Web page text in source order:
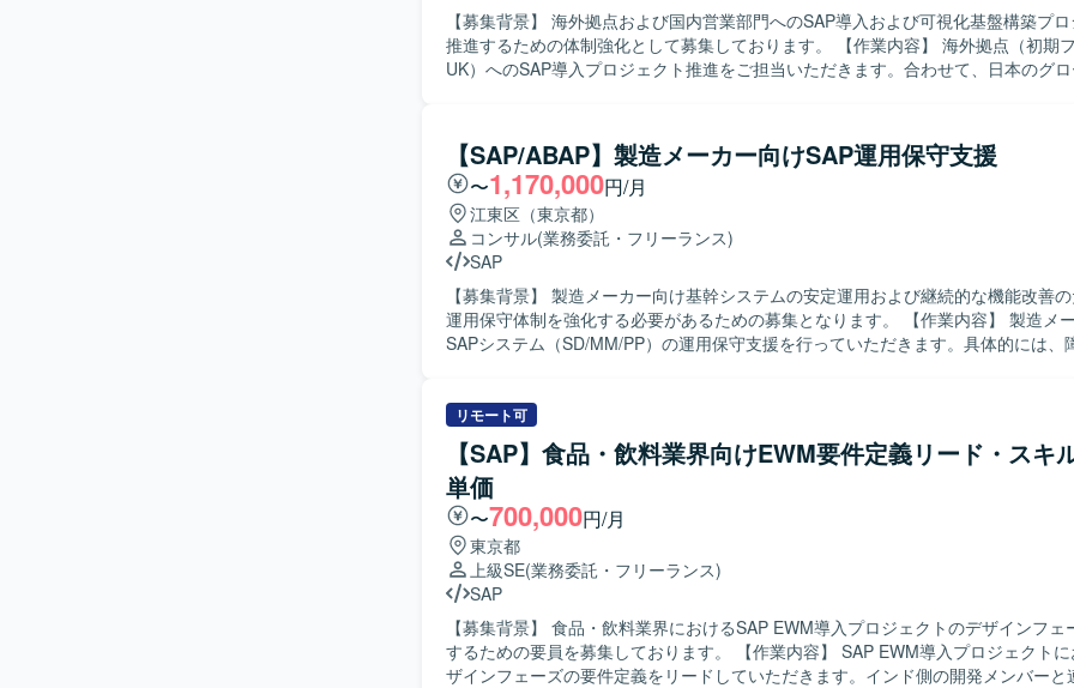
【募集背景】 海外拠点および国内営業部門へのSAP導入および可視化基盤構築プ
推進するための体制強化として募集しております。 【作業内容】 海外拠点（初期フェーズは
UK）へのSAP導入プロジェクト推進をご担当いただきます。合わせて、日本のグ
理、ステークホルダー調整を担い、コンサルタントは各モジュールの要件定義、
レビュー、受入支援などをリードしていただきます。 【求める人物像】 グローバルプロジェク
ト環境において主体的にコミュニケーションを図り、関係者と協調しながら物事を
れる方を求めております。お客様の業務を理解したうえで、論理的に説明しつつ合
ードできる方、変化のある状況でも柔軟に対応いただける方が望ましいです。 【ポジションの
魅力】 海外拠点と日本のグローバル営業部門をまたぐ大規模なSAP導入プロジェ
ただけます。複数モジュールにまたがる業務・システム領域を経験できるとともに
盤の構築にも関わることで、上流工程から基盤構想まで幅広い経験を積むことがで
ローバル環境でのプロジェクト推進を通じて、英語力やマルチカルチャーコミュニ
のスキル向上も期待できます。 【開発環境】 SAPを中心とした基幹システムおよび可視化基盤
【SAP/ABAP】製造メーカー向けSAP運用保守支援
〜1,170,000円/月
江東区（東京都）
コンサル(業務委託・フリーランス)
SAP
【募集背景】 製造メーカー向け基幹システムの安定運用および継続的な機能改善
運用保守体制を強化する必要があるための募集となります。 【作業内容】 製造メーカー向け
SAPシステム（SD/MM/PP）の運用保守支援を行っていただきます。具体的には、
担当していただきます。また、関連部門との調整やドキュメント作成なども実施し
ます。 【求める人物像】 SAPの業務・技術両面に主体的に取り組み、関係者と円滑にコミュニ
ケーションを取りながら課題解決を進めていただける方を求めております。自ら状
し、顧客の要望を的確に理解して提案・改善に結びつけられる方にご活躍いただけ
す。 【ポジションの魅力】 複数モジュール（SD/MM/PP）に関わりながら、導入後の運用保守
を通じてビジネスプロセスの理解を深められるポジションです。コンサルタントお
計者として、要件定義から設計・改善提案まで幅広いフェーズを経験でき、SAPス
高めていただけます。 【開発環境】 SAP ERP環境上での運用保守・改修作業が中心となり、
ABAPによるプログラム改修および関連ドキュメントの作成を行っていただきます
リモート可
【SAP】食品・飲料業界向けEWM要件定義リード・スキ
単価
〜700,000円/月
東京都
上級SE(業務委託・フリーランス)
SAP
【募集背景】 食品・飲料業界におけるSAP EWM導入プロジェクトのデザインフェ
するための要員を募集しております。 【作業内容】 SAP EWM導入プロジェクトにおいて、デ
ザインフェーズの要件定義をリードしていただきます。インド側の開発メンバーと